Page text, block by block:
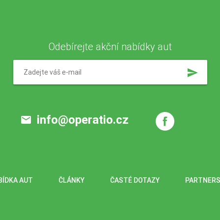
Odebírejte akční nabídky aut
send
email info@operatio.cz
AUT ČLÁNKY ČASTÉ DOTAZY